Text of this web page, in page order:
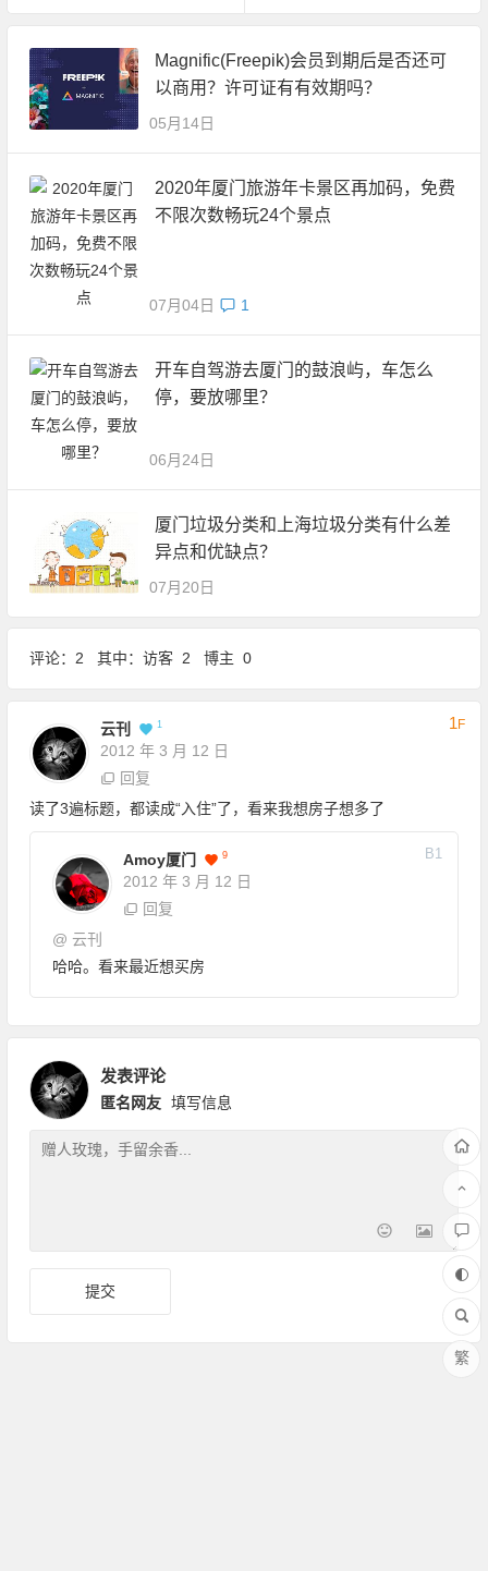
Magnific(Freepik)会员到期后是否还可
以商用？许可证有有效期吗？
05月14日
2020年厦门旅游年卡景区再加码，免费
不限次数畅玩24个景点
07月04日 1
开车自驾游去厦门的鼓浪屿，车怎么
停，要放哪里？
06月24日
厦门垃圾分类和上海垃圾分类有什么差
异点和优缺点？
07月20日
评论：2 其中：访客 2 博主 0
云刊 1
2012 年 3 月 12 日
1F
回复
读了3遍标题，都读成“入住”了，看来我想房子想多了
Amoy厦门 9
2012 年 3 月 12 日
B1
回复
@ 云刊
哈哈。看来最近想买房
发表评论
匿名网友 填写信息
繁